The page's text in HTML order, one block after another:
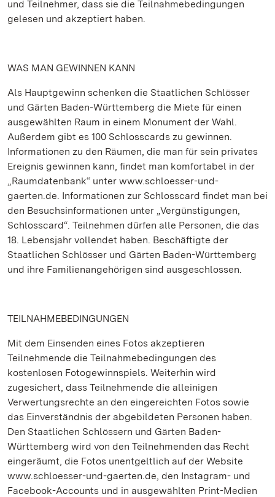
und Teilnehmer, dass sie die Teilnahmebedingungen
gelesen und akzeptiert haben.
WAS MAN GEWINNEN KANN
Als Hauptgewinn schenken die Staatlichen Schlösser
und Gärten Baden-Württemberg die Miete für einen
ausgewählten Raum in einem Monument der Wahl.
Außerdem gibt es 100 Schlosscards zu gewinnen.
Informationen zu den Räumen, die man für sein privates
Ereignis gewinnen kann, findet man komfortabel in der
„Raumdatenbank“ unter www.schloesser-und-
gaerten.de. Informationen zur Schlosscard findet man bei
den Besuchsinformationen unter „Vergünstigungen,
Schlosscard“. Teilnehmen dürfen alle Personen, die das
18. Lebensjahr vollendet haben. Beschäftigte der
Staatlichen Schlösser und Gärten Baden-Württemberg
und ihre Familienangehörigen sind ausgeschlossen.
TEILNAHMEBEDINGUNGEN
Mit dem Einsenden eines Fotos akzeptieren
Teilnehmende die Teilnahmebedingungen des
kostenlosen Fotogewinnspiels. Weiterhin wird
zugesichert, dass Teilnehmende die alleinigen
Verwertungsrechte an den eingereichten Fotos sowie
das Einverständnis der abgebildeten Personen haben.
Den Staatlichen Schlössern und Gärten Baden-
Württemberg wird von den Teilnehmenden das Recht
eingeräumt, die Fotos unentgeltlich auf der Website
www.schloesser-und-gaerten.de, den Instagram- und
Facebook-Accounts und in ausgewählten Print-Medien